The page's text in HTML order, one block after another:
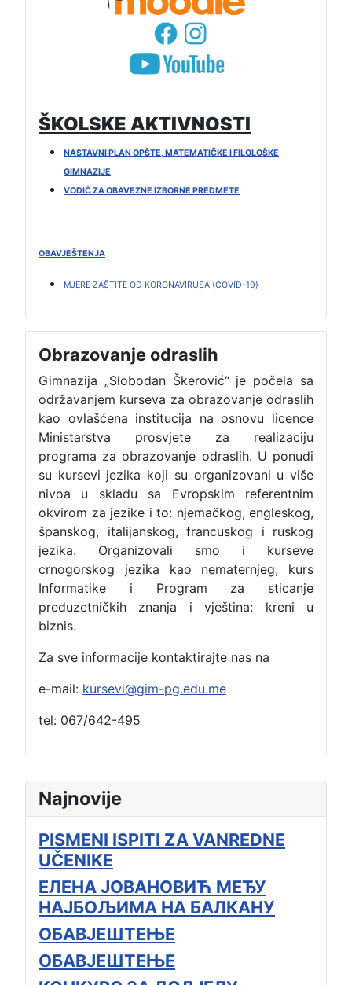
Najnovije
PISMENI ISPITI ZA VANREDNE
UČENIKE
ЕЛЕНА ЈОВАНОВИЋ МЕЂУ
НАЈБОЉИМА НА БАЛКАНУ
ОБАВЈЕШТЕЊЕ
ОБАВЈЕШТЕЊЕ
ŠKOLSKE AKTIVNOSTI
NASTAVNI PLAN OPŠTE, MATEMATIČKE I FILOLOŠKE
GIMNAZIJE
VODIČ ZA OBAVEZNE IZBORNE PREDMETE
OBAVJEŠTENJA
MJERE ZAŠTITE OD KORONAVIRUSA (COVID-19)
Obrazovanje odraslih
Gimnazija „Slobodan Škerović“ je počela sa
održavanjem kurseva za obrazovanje odraslih
kao ovlašćena institucija na osnovu licence
Ministarstva prosvjete za realizaciju
programa za obrazovanje odraslih. U ponudi
su kursevi jezika koji su organizovani u više
nivoa u skladu sa Evropskim referentnim
okvirom za jezike i to: njemačkog, engleskog,
španskog, italijanskog, francuskog i ruskog
jezika. Organizovali smo i kurseve
crnogorskog jezika kao nematernjeg, kurs
Informatike i Program za sticanje
preduzetničkih znanja i vještina: kreni u
biznis.
Za sve informacije kontaktirajte nas na
e-mail: kursevi@gim-pg.edu.me
tel: 067/642-495